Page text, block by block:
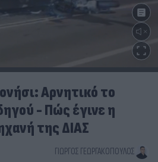
Αρνητικό το
- Πώς έγινε η
της ΔΙΑΣ
ΓΙΏΡΓΟΣ ΓΕΩΡΓΑΚΌΠΟΥΛΟΣ